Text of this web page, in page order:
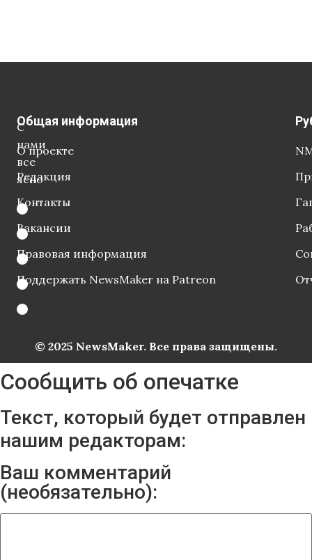
С
нами
все
ясно
Общая информация
О проекте
Редакция
Контакты
Вакансии
Правовая информация
Поддержать NewsMaker на Patreon
© 2025 NewsMaker. Все права защищены.
Сообщить об опечатке
Текст, который будет отправлен
нашим редакторам:
Ваш комментарий
(необязательно):